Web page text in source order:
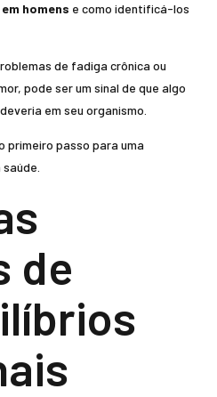
homens e como identificá-los
de fadiga crônica ou
pode ser um sinal de que algo
em seu organismo.
primeiro passo para uma
de